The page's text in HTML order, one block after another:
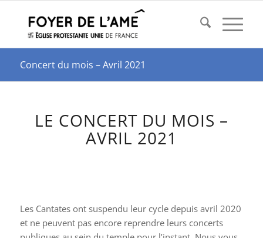
Concert du mois – Avril 2021
LE CONCERT DU MOIS –
AVRIL 2021
Les Cantates ont suspendu leur cycle depuis avril 2020
et ne peuvent pas encore reprendre leurs concerts